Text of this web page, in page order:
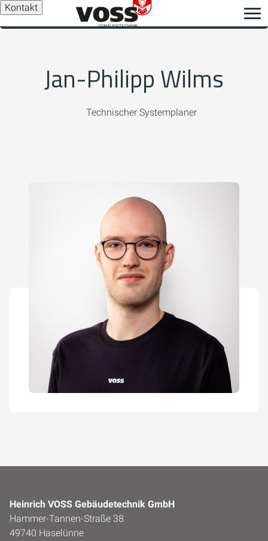
Kontakt
Jan-Philipp Wilms
Technischer Systemplaner
Heinrich VOSS Gebäudetechnik GmbH
Hammer-Tannen-Straße 38
49740 Haselünne